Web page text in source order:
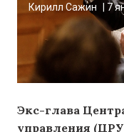
Кирилл Сажин 7
Экс-глава
управления